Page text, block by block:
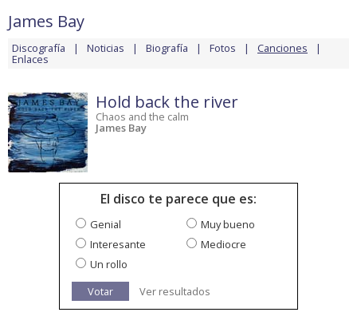
James Bay
Discografía Noticias Biografía Fotos Canciones
Enlaces
Hold back the river
Chaos and the calm
James Bay
El disco te parece que es:
Genial
Muy bueno
Interesante
Mediocre
Un rollo
Votar
Ver resultados